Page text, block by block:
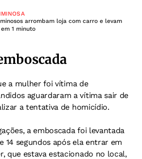
arrombam loja com carro e levam
1 minuto
a mulher foi vítima de
aguardaram a vítima sair de
a tentativa de homicídio.
a emboscada foi levantada
14 segundos após ela entrar em
que estava estacionado no local,